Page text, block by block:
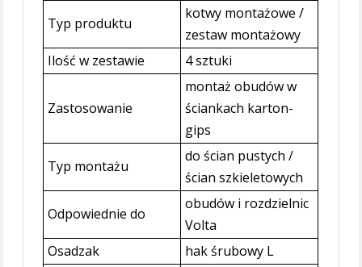
Typ produktu
kotwy montażowe /
zestaw montażowy
Ilość w zestawie
4 sztuki
Zastosowanie
montaż obudów w
ściankach karton-
gips
Typ montażu
do ścian pustych /
ścian szkieletowych
Odpowiednie do
obudów i rozdzielnic
Volta
Osadzak
hak śrubowy L